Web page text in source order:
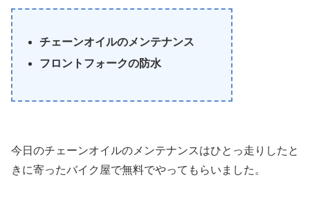
チェーンオイルのメンテナンス
フロントフォークの防水
今日のチェーンオイルのメンテナンスはひとっ走りしたと
きに寄ったバイク屋で無料でやってもらいました。